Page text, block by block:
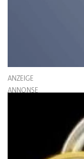
ANZEIGE